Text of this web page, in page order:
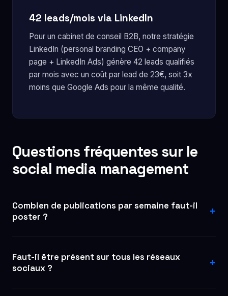
42 leads/mois via LinkedIn
Pour un cabinet de conseil B2B, notre stratégie
LinkedIn (personal branding CEO + company
page + LinkedIn Ads) génère 42 leads qualifiés
par mois avec un coût par lead de 23€, soit 3x
moins que Google Ads pour la même qualité.
Questions fréquentes sur le
social media management
Combien de publications par semaine faut-il
poster ?
+
Instagram 4-5 posts/semaine + stories quotidiennes,
Faut-il être présent sur tous les réseaux
sociaux ?
+